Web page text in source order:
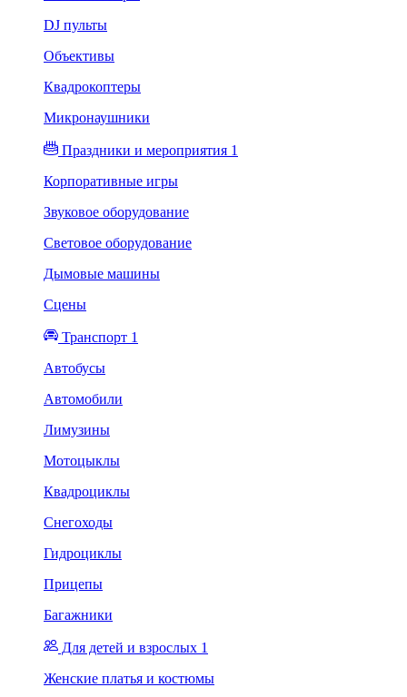
DJ пульты
Объективы
Квадрокоптеры
Микронаушники
Праздники и мероприятия 1
Корпоративные игры
Звуковое оборудование
Световое оборудование
Дымовые машины
Сцены
Транспорт 1
Автобусы
Автомобили
Лимузины
Мотоцыклы
Квадроциклы
Снегоходы
Гидроциклы
Прицепы
Багажники
Для детей и взрослых 1
Женские платья и костюмы